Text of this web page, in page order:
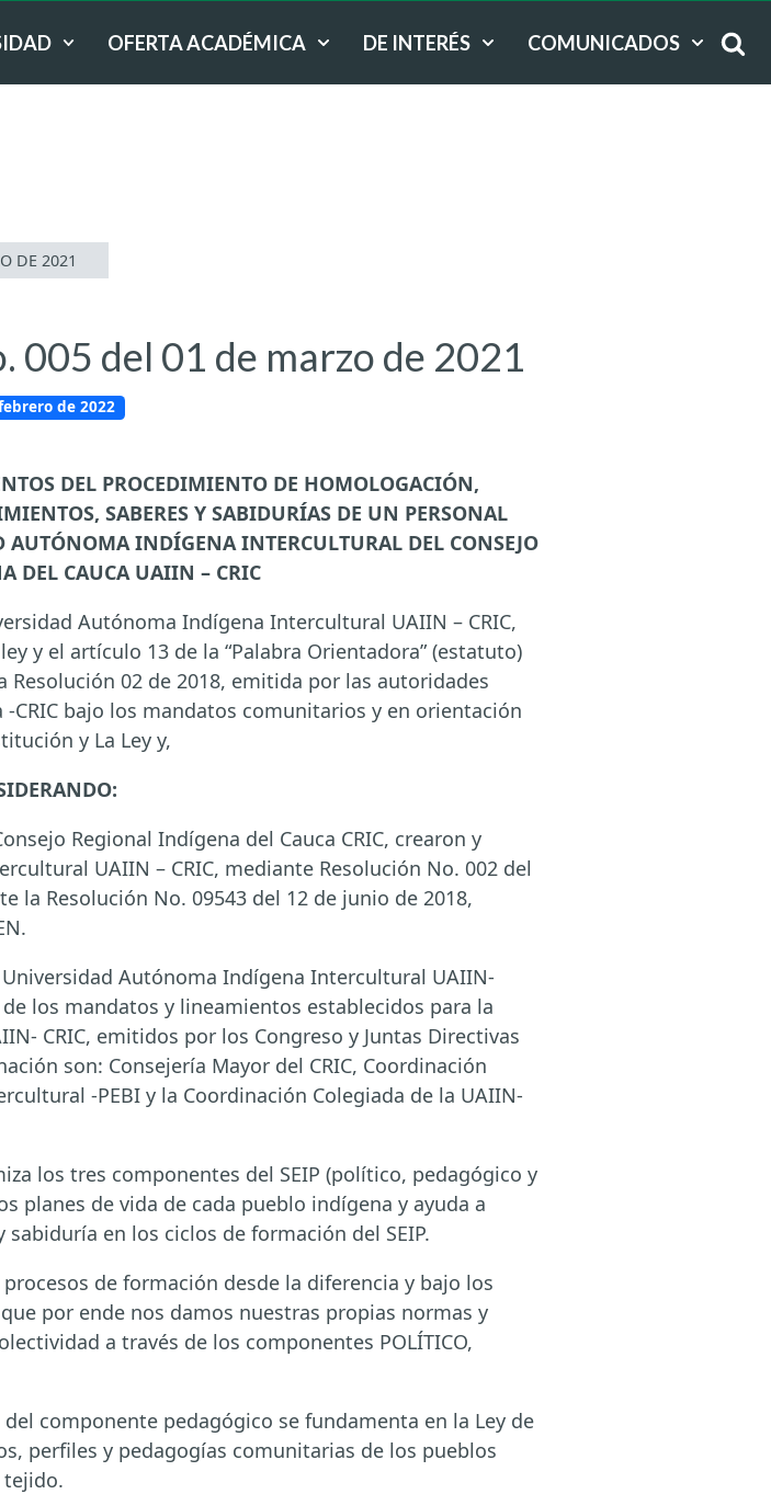
OFERTA ACADÉMICA DE INTERÉS COMUNICADOS
DE 2021
005 del 01 de marzo de 2021
de 2022
DEL PROCEDIMIENTO DE HOMOLOGACIÓN,
SABERES Y SABIDURÍAS DE UN PERSONAL
INDÍGENA INTERCULTURAL DEL CONSEJO
DEL CAUCA UAIIN – CRIC
Autónoma Indígena Intercultural UAIIN – CRIC,
y el artículo 13 de la “Palabra Orientadora” (estatuto)
Resolución 02 de 2018, emitida por las autoridades
CRIC bajo los mandatos comunitarios y en orientación
y La Ley y,
Regional Indígena del Cauca CRIC, crearon y
UAIIN – CRIC, mediante Resolución No. 002 del
la Resolución No. 09543 del 12 de junio de 2018,
Autónoma Indígena Intercultural UAIIN-
los mandatos y lineamientos establecidos para la
CRIC, emitidos por los Congreso y Juntas Directivas
son: Consejería Mayor del CRIC, Coordinación
-PEBI y la Coordinación Colegiada de la UAIIN-
los tres componentes del SEIP (político, pedagógico y
de vida de cada pueblo indígena y ayuda a
en los ciclos de formación del SEIP.
de formación desde la diferencia y bajo los
por ende nos damos nuestras propias normas y
a través de los componentes POLÍTICO,
componente pedagógico se fundamenta en la Ley de
perfiles y pedagogías comunitarias de los pueblos
tejido.